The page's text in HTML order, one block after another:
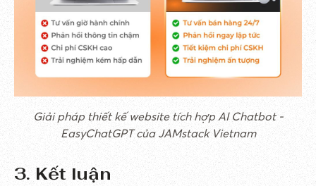
Giải pháp thiết kế website tích hợp AI Chatbot -
EasyChatGPT của JAMstack Vietnam
3. Kết luận